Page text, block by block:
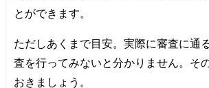
とができます。
ただしあくまで目安。実際に審査に通
査を行ってみないと分かりません。そ
おきましょう。